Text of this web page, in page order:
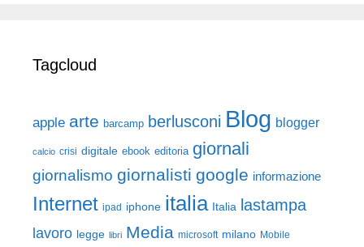
Tagcloud
apple arte barcamp berlusconi Blog blogger
calcio crisi digitale ebook editoria giornali
giornalismo giornalisti google informazione
Internet ipad iphone italia Italia lastampa
lavoro legge libri Media microsoft milano Mobile